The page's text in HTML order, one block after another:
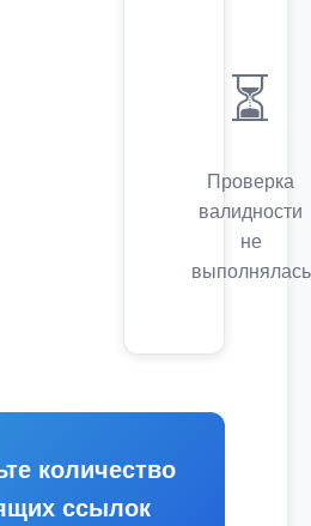
⏳
Проверка
валидности
не
выполнялась
количество
ссылок